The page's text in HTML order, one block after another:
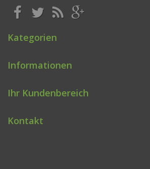
Kategorien
Informationen
Ihr Kundenbereich
Kontakt